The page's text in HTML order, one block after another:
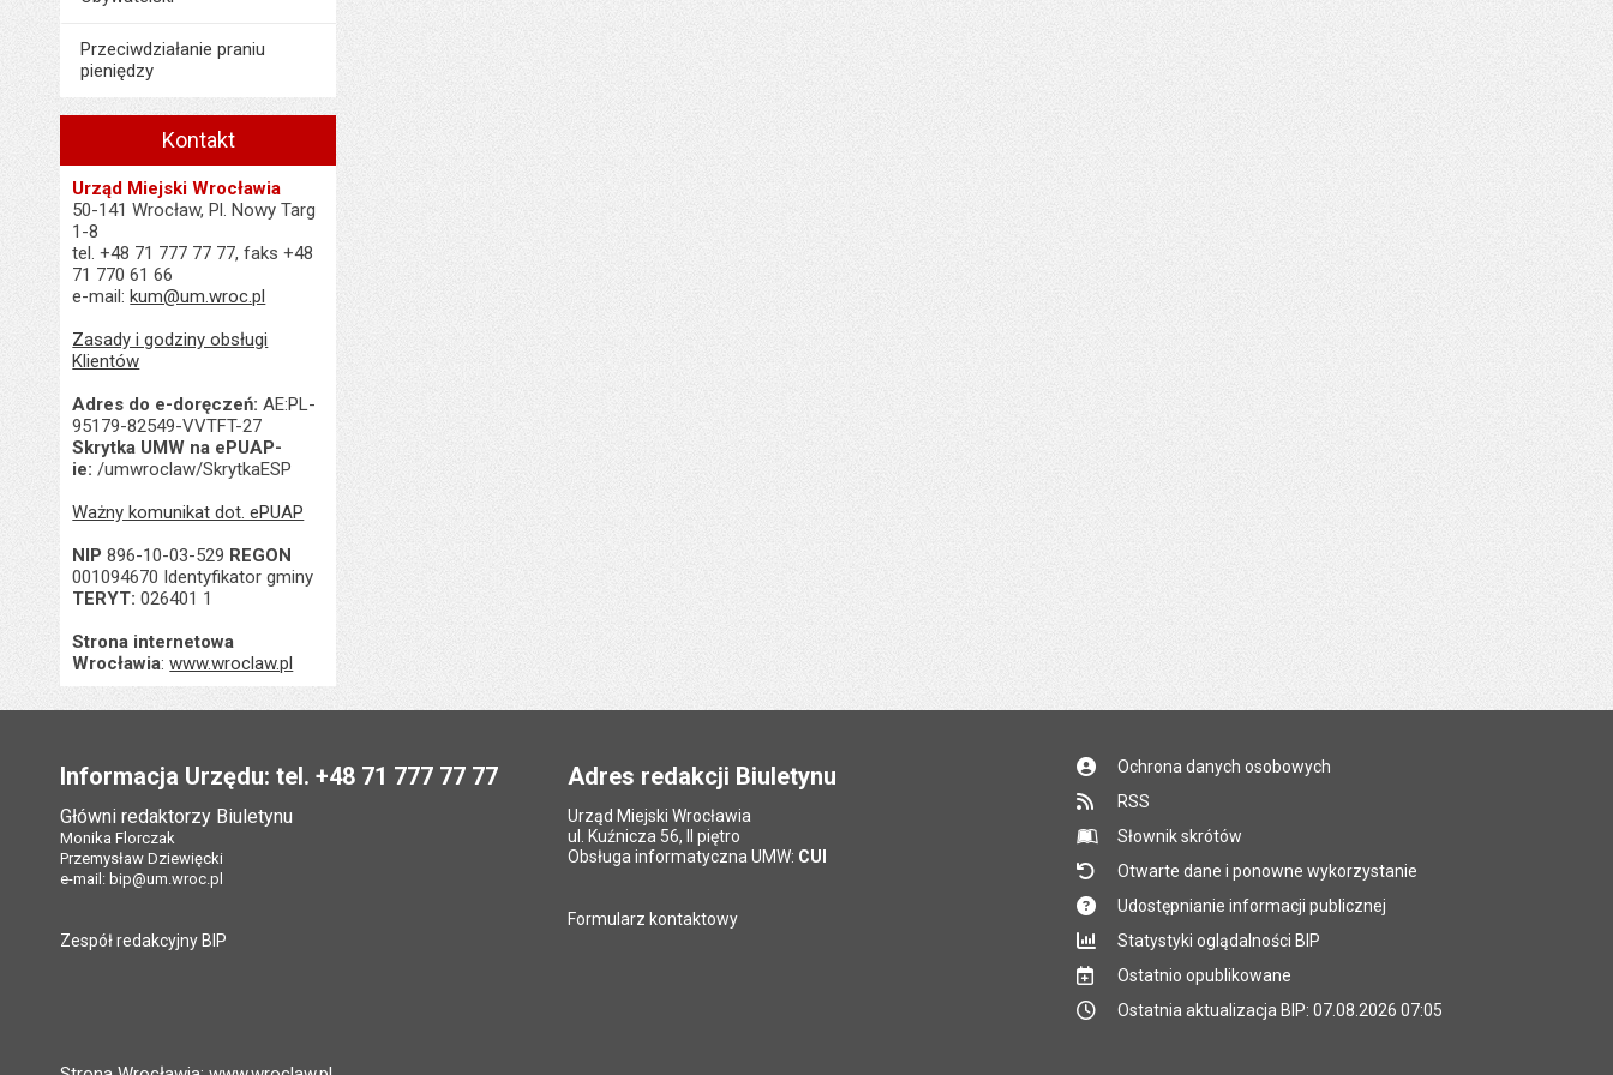
Przeciwdziałanie praniu
pieniędzy
Kontakt
Urząd Miejski Wrocławia
50-141 Wrocław, Pl. Nowy Targ
1-8
tel. +48 71 777 77 77, faks +48
71 770 61 66
e-mail:kum@um.wroc.pl
Zasady i godziny obsługi
Klientów
Adres do e-doręczeń: AE:PL-
95179-82549-VVTFT-27
Skrytka UMW na ePUAP-
ie: /umwroclaw/SkrytkaESP
Ważny komunikat dot. ePUAP
NIP 896-10-03-529 REGON
001094670 Identyfikator gminy
TERYT: 026401 1
Strona internetowa
Wrocławia:www.wroclaw.pl
Informacja Urzędu: tel. +48 71 777 77 77
Główni redaktorzy Biuletynu
Monika Florczak
Przemysław Dziewięcki
e-mail: bip@um.wroc.pl
Zespół redakcyjny BIP
Adres redakcji Biuletynu
Urząd Miejski Wrocławia
ul. Kuźnicza 56, II piętro
Obsługa informatyczna UMW: CUI
Formularz kontaktowy
Ochrona danych osobowych
RSS
Słownik skrótów
Otwarte dane i ponowne wykorzystanie
Udostępnianie informacji publicznej
Statystyki oglądalności BIP
Ostatnio opublikowane
Ostatnia aktualizacja BIP: 07.08.2026 07:05